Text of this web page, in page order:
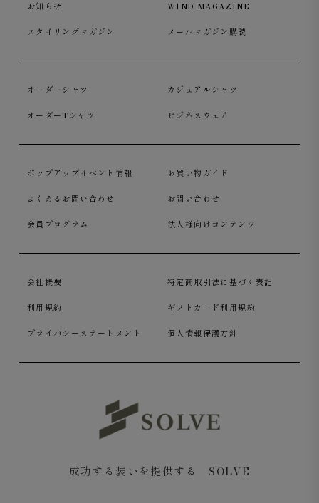
お知らせ WIND MAGAZINE
スタイリングマガジン メールマガジン購読
オーダーシャツ カジュアルシャツ
オーダーTシャツ ビジネスウェア
ポップアップイベント情報 お買い物ガイド
よくあるお問い合わせ お問い合わせ
会員プログラム 法人様向けコンテンツ
会社概要 特定商取引法に基づく表記
利用規約 ギフトカード利用規約
プライバシーステートメント 個人情報保護方針
成功する装いを提供する SOLVE